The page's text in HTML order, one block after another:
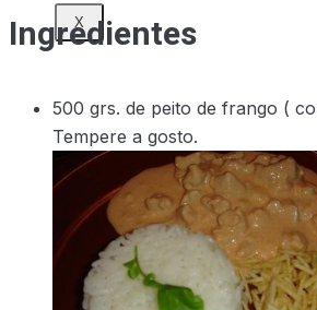
X
Ingredientes
500 grs. de peito de frango (
Tempere a gosto.